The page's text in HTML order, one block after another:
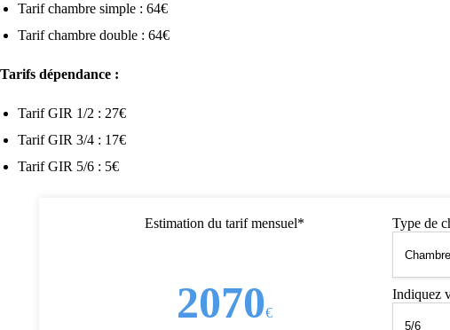
Tarif chambre simple : 64€
Tarif chambre double : 64€
Tarifs dépendance :
Tarif GIR 1/2 : 27€
Tarif GIR 3/4 : 17€
Tarif GIR 5/6 : 5€
Estimation du tarif mensuel*
2070€
Type de
Indiquez